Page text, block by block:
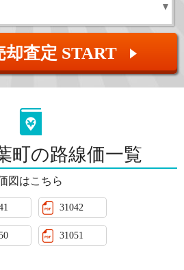
却査定 START ▲
町の路線価一覧
図はこちら
31042
31051